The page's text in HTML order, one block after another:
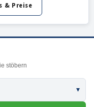
& Preise
stöbern